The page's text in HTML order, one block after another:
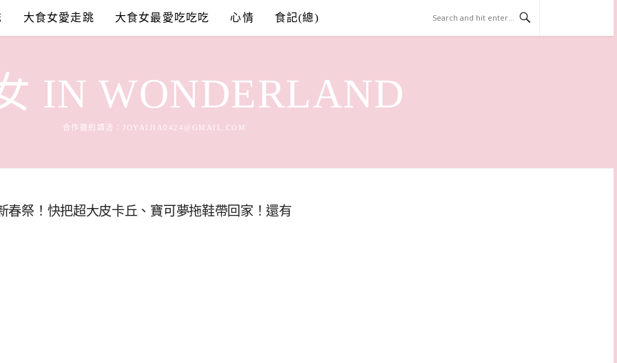
大食女愛走跳 大食女最愛吃吃吃 心情 食記(總)
IN WONDERLAND
合作邀約請洽： JOYAIJIA0424@GMAIL.COM
春祭！快把超大皮卡丘、寶可夢拖鞋帶回家！還有